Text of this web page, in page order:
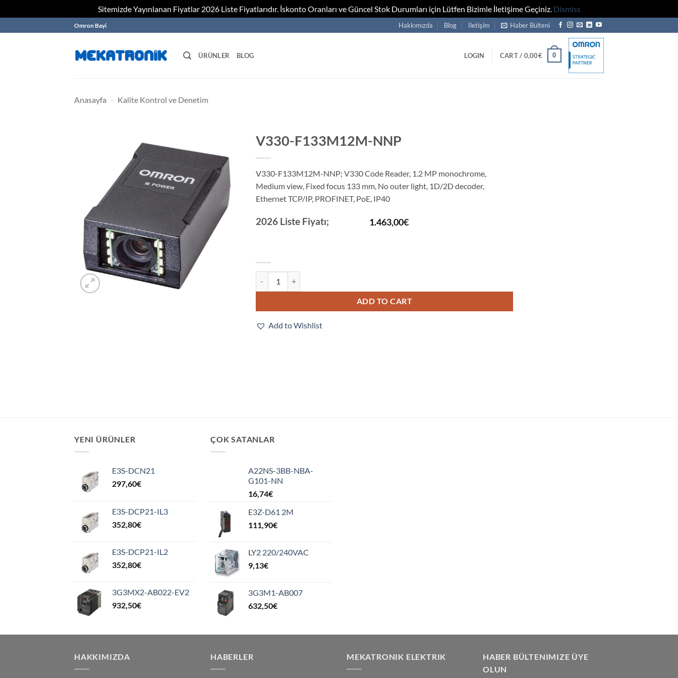
Sitemizde Yayınlanan Fiyatlar 2026 Liste Fiyatlarıdır. İskonto Oranları ve Güncel Stok Durumları için Lütfen Bizimle İletişime Geçiniz. Dismiss
to
Omron Bayi Hakkımızda Blog İletişim Haber Bülteni
ÜRÜNLER BLOG LOGIN CART / 0,00€ 0
Anasayfa - Kalite Kontrol ve Denetim
V330-F133M12M-NNP
V330-F133M12M-NNP; V330 Code Reader, 1.2 MP monochrome,
Medium view, Fixed focus 133 mm, No outer light, 1D/2D decoder,
Ethernet TCP/IP, PROFINET, PoE, IP40
2026 Liste Fiyatı; 1.463,00€
ADD TO CART
Add to Wishlist
YENI ÜRÜNLER
E3S-DCN21
297,60€
E3S-DCP21-IL3
352,80€
E3S-DCP21-IL2
352,80€
3G3MX2-AB022-EV2
932,50€
ÇOK SATANLAR
A22NS-3BB-NBA-
G101-NN
16,74€
E3Z-D61 2M
111,90€
LY2 220/240VAC
9,13€
3G3M1-AB007
632,50€
HAKKIMIZDA HABERLER MEKATRONIK ELEKTRIK
HABER BÜLTENIMIZE ÜYE
OLUN